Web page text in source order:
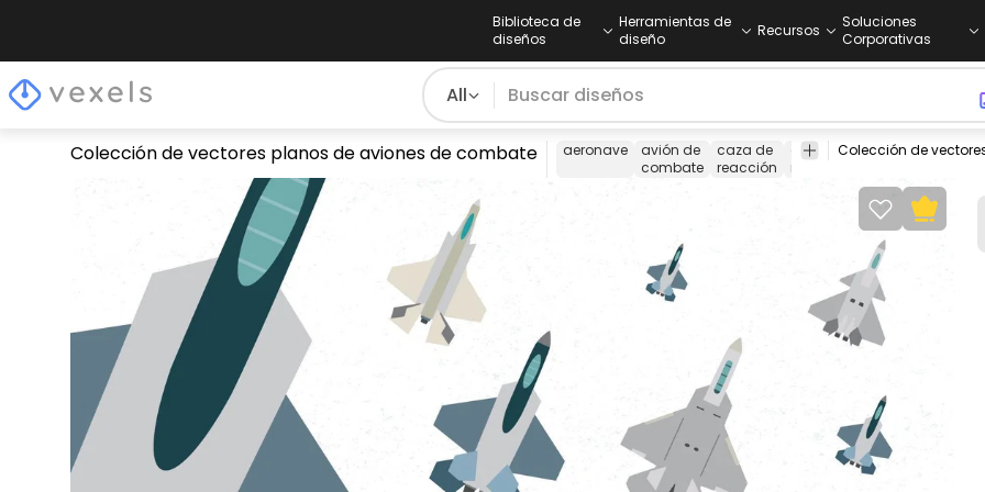
Biblioteca de
diseños
Herramientas de
diseño
Recursos
Soluciones
Corporativas
All
Colección de vectores planos de aviones de combate aeronave
avión de
combate
caza de
reacción
caza de
reacción
avión guerra